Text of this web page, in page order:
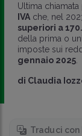
Ultima
IVAche, nel
superiori a
della prima o
imposte sui
gennaio 2025.
di Claudia
Traduci con